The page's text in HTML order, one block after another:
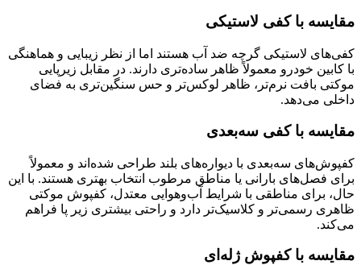
مقایسه با کفی لاستیکی
کفی‌های لاستیکی گرچه ضد آب هستند اما از نظر زیبایی و هماهنگی
با کابین خودرو معمولاً ظاهر ساده‌تری دارند. در مقابل زیرپایی
موکتی بافت نرم‌تر، ظاهر لوکس‌تر و حس سنگین‌تری به فضای
داخلی می‌دهد.
مقایسه با کفی سه‌بعدی
کفپوش‌های سه‌بعدی با دیواره‌های بلند طراحی شده‌اند و معمولاً
برای فصل‌های بارانی یا مناطق مرطوب انتخاب بهتری هستند. با این
حال، برای مناطقی با شرایط آب‌وهوایی معتدل، کفپوش موکتی
ظاهری رسمی‌تر و کلاسیک‌تر دارد و راحتی بیشتری زیر پا فراهم
می‌کند.
مقایسه با کفپوش ژله‌ای